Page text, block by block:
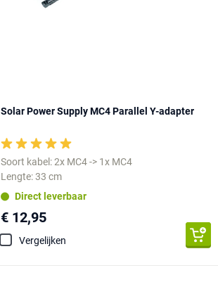
Solar Power Supply MC4 Parallel Y-adapter
Soort kabel: 2x MC4 -> 1x MC4
Lengte: 33 cm
Direct leverbaar
€ 12,95
Vergelijken